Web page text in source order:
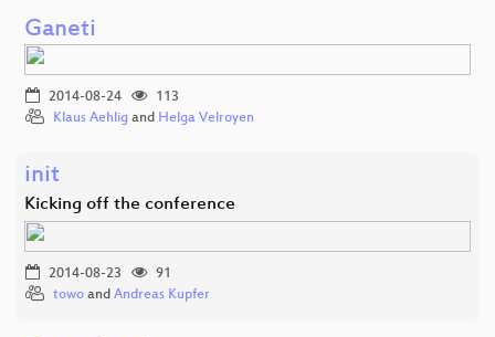
Ganeti
2014-08-24
113
Klaus Aehlig and Helga Velroyen
init
Kicking off the conference
2014-08-23
91
towo and Andreas Kupfer